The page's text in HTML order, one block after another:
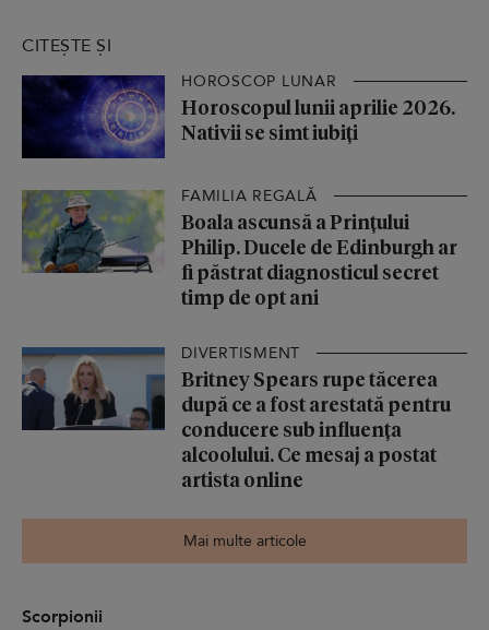
CITEȘTE ȘI
HOROSCOP LUNAR
Horoscopul lunii aprilie 2026.
Nativii se simt iubiți
FAMILIA REGALĂ
Boala ascunsă a Prințului
Philip. Ducele de Edinburgh ar
fi păstrat diagnosticul secret
timp de opt ani
DIVERTISMENT
Britney Spears rupe tăcerea
după ce a fost arestată pentru
conducere sub influența
alcoolului. Ce mesaj a postat
artista online
Mai multe articole
Scorpionii